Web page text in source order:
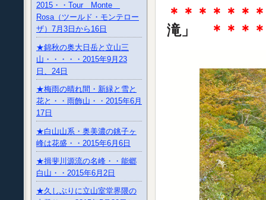
2015・・Tour Monte
Rosa（ツールド・モンテロー
ザ）7月3日から16日
★錦秋の奥大日岳と立山三
山・・・・・2015年9月23
日、24日
★梅雨の晴れ間・新緑と雪と
花と・・雨飾山・・2015年6月
17日
★白山山系・奥美濃の銚子ヶ
峰は花盛・・2015年6月6日
★揖斐川源流の名峰・・能郷
白山・・2015年6月2日
★久しぶりに立山室堂界隈の
＊＊＊＊＊＊
滝」
＊＊＊